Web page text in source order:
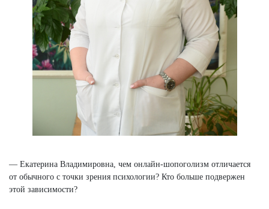
— Екатерина Владимировна, чем онлайн-шопоголизм отличается
от обычного с точки зрения психологии? Кто больше подвержен
этой зависимости?